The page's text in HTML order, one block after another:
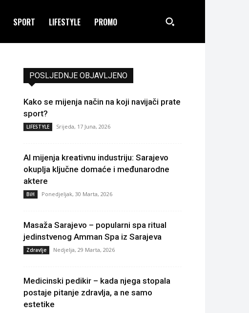
SPORT LIFESTYLE PROMO
POSLJEDNJE OBJAVLJENO
Kako se mijenja način na koji navijači prate
sport?
LIFESTYLE Srijeda, 17 Juna, 2026
AI mijenja kreativnu industriju: Sarajevo
okuplja ključne domaće i međunarodne
aktere
BiH Ponedjeljak, 30 Marta, 2026
Masaža Sarajevo – popularni spa ritual
jedinstvenog Amman Spa iz Sarajeva
Zdravlje Nedjelja, 29 Marta, 2026
Medicinski pedikir – kada njega stopala
postaje pitanje zdravlja, a ne samo
estetike